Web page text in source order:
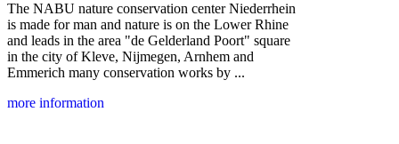
The NABU nature conservation center Niederrhein
is made for man and nature is on the Lower Rhine
and leads in the area "de Gelderland Poort" square
in the city of Kleve, Nijmegen, Arnhem and
Emmerich many conservation works by ...
more information